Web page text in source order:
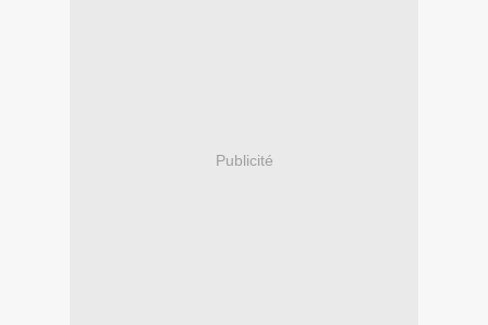
Publicité